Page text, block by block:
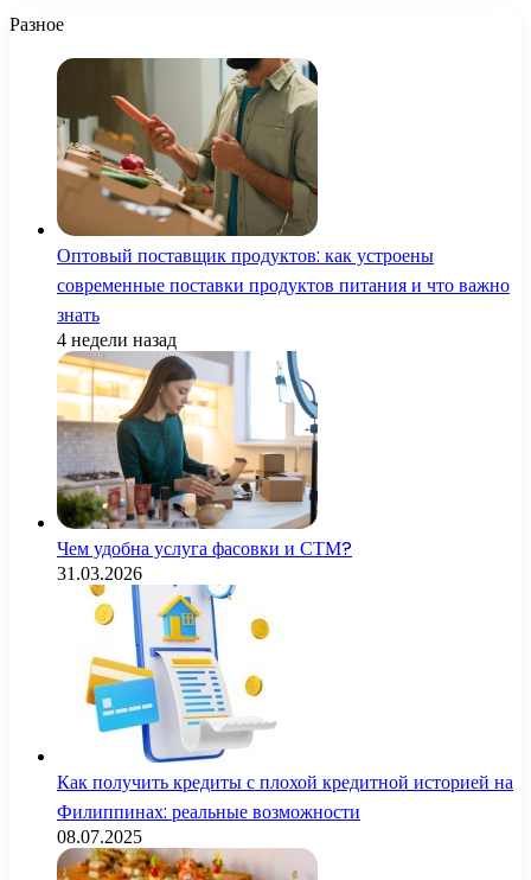
Разное
Оптовый поставщик продуктов: как устроены
современные поставки продуктов питания и что важно
знать
4 недели назад
Чем удобна услуга фасовки и СТМ?
31.03.2026
Как получить кредиты с плохой кредитной историей на
Филиппинах: реальные возможности
08.07.2025